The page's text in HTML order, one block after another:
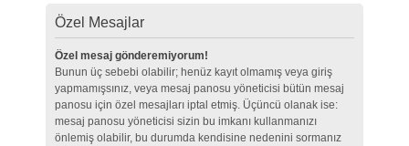
Özel Mesajlar
Özel mesaj gönderemiyorum!
Bunun üç sebebi olabilir; henüz kayıt olmamış veya giriş
yapmamışsınız, veya mesaj panosu yöneticisi bütün mesaj
panosu için özel mesajları iptal etmiş. Üçüncü olanak ise:
mesaj panosu yöneticisi sizin bu imkanı kullanmanızı
önlemiş olabilir, bu durumda kendisine nedenini sormanız